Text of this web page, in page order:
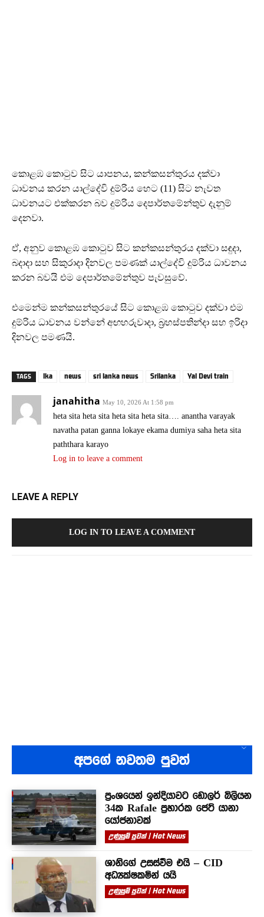
කොළඹ කොටුව සිට යාපනය, කන්කසන්තුරය දක්වා
ධාවනය කරන යාල්දේවි දුම්රිය හෙට (11) සිට නැවත
ධාවනයට එක්කරන බව දුම්රිය දෙපාර්තමේන්තුව දැනුම්
දෙනවා.
ඒ, අනුව කොළඹ කොටුව සිට කන්කසන්තුරය දක්වා සඳුදා,
බදාදා සහ සිකුරාදා දිනවල පමණක් යාල්දේවි දුම්රිය ධාවනය
කරන බවයි එම දෙපාර්තමේන්තුව පැවසුවේ.
එමෙන්ම කන්කසන්තුරයේ සිට කොළඹ කොටුව දක්වා එම
දුම්රිය ධාවනය වන්නේ අඟහරුවාදා, බ්‍රහස්පතින්දා සහ ඉරිදා
දිනවල පමණයි.
TAGS lka news sri lanka news Srilanka Yal Devi train
janahitha May 10, 2026 At 1:58 pm
heta sita heta sita heta sita heta sita…. anantha varayak
navatha patan ganna lokaye ekama dumiya saha heta sita
paththara karayo
Log in to leave a comment
LEAVE A REPLY
LOG IN TO LEAVE A COMMENT
අපගේ නවතම පුවත්
ප්‍රංශයෙන් ඉන්දියාවට ඩොලර් බිලියන
34ක Rafale ප්‍රහාරක ජෙට් යානා
යෝජනාවක්
උණුසුම් පුවත් | Hot News
ශානිගේ උසස්වීම එයි – CID
අධ්‍යක්ෂකමින් යයි
උණුසුම් පුවත් | Hot News